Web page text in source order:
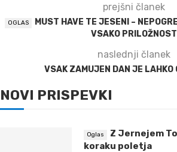
prejšni članek
MUST HAVE TE JESENI –
VSAKO PRILOŽNOST
naslednji članek
VSAK ZAMUJEN DAN JE LAHKO
NOVI PRISPEVKI
Z Jernejem
koraku poletja